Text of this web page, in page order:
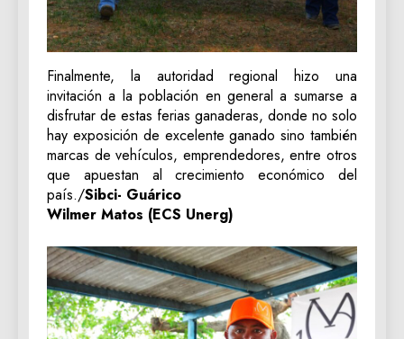
Finalmente, la autoridad regional hizo una
invitación a la población en general a sumarse a
disfrutar de estas ferias ganaderas, donde no solo
hay exposición de excelente ganado sino también
marcas de vehículos, emprendedores, entre otros
que apuestan al crecimiento económico del
país./Sibci- Guárico
Wilmer Matos (ECS Unerg)